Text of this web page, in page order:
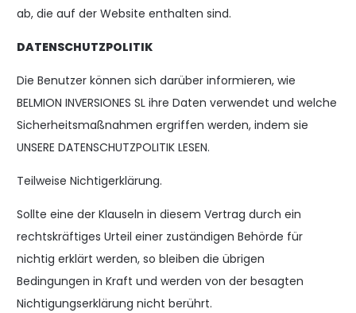
ab, die auf der Website enthalten sind.
DATENSCHUTZPOLITIK
Die Benutzer können sich darüber informieren, wie
BELMION INVERSIONES SL ihre Daten verwendet und welche
Sicherheitsmaßnahmen ergriffen werden, indem sie
UNSERE DATENSCHUTZPOLITIK LESEN.
Teilweise Nichtigerklärung.
Sollte eine der Klauseln in diesem Vertrag durch ein
rechtskräftiges Urteil einer zuständigen Behörde für
nichtig erklärt werden, so bleiben die übrigen
Bedingungen in Kraft und werden von der besagten
Nichtigungserklärung nicht berührt.